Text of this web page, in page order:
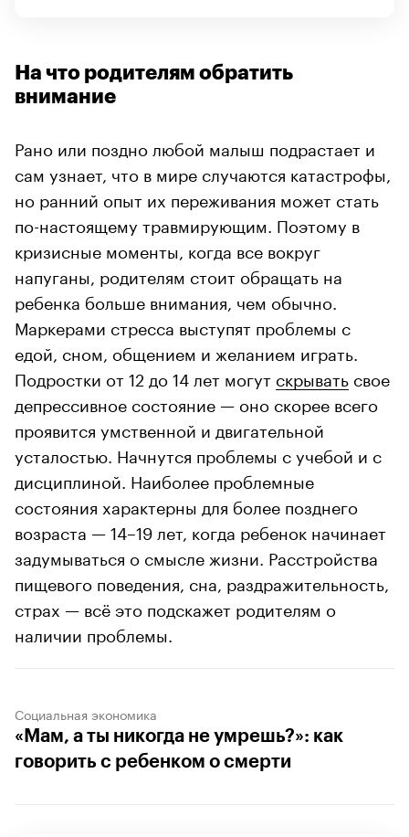
На что родителям обратить
внимание
Рано или поздно любой малыш подрастает и
сам узнает, что в мире случаются катастрофы,
но ранний опыт их переживания может стать
по-настоящему травмирующим. Поэтому в
кризисные моменты, когда все вокруг
напуганы, родителям стоит обращать на
ребенка больше внимания, чем обычно.
Маркерами стресса выступят проблемы с
едой, сном, общением и желанием играть.
Подростки от 12 до 14 лет могут скрывать свое
депрессивное состояние — оно скорее всего
проявится умственной и двигательной
усталостью. Начнутся проблемы с учебой и с
дисциплиной. Наиболее проблемные
состояния характерны для более позднего
возраста — 14–19 лет, когда ребенок начинает
задумываться о смысле жизни. Расстройства
пищевого поведения, сна, раздражительность,
страх — всё это подскажет родителям о
наличии проблемы.
Социальная экономика
«Мам, а ты никогда не умрешь?»: как
говорить с ребенком о смерти